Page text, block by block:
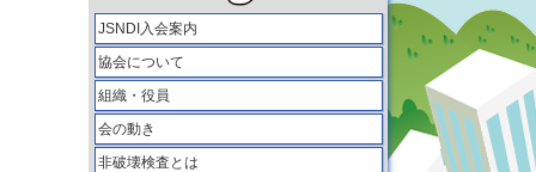
JSNDI入会案内
協会について
組織・役員
会の動き
非破壊検査とは